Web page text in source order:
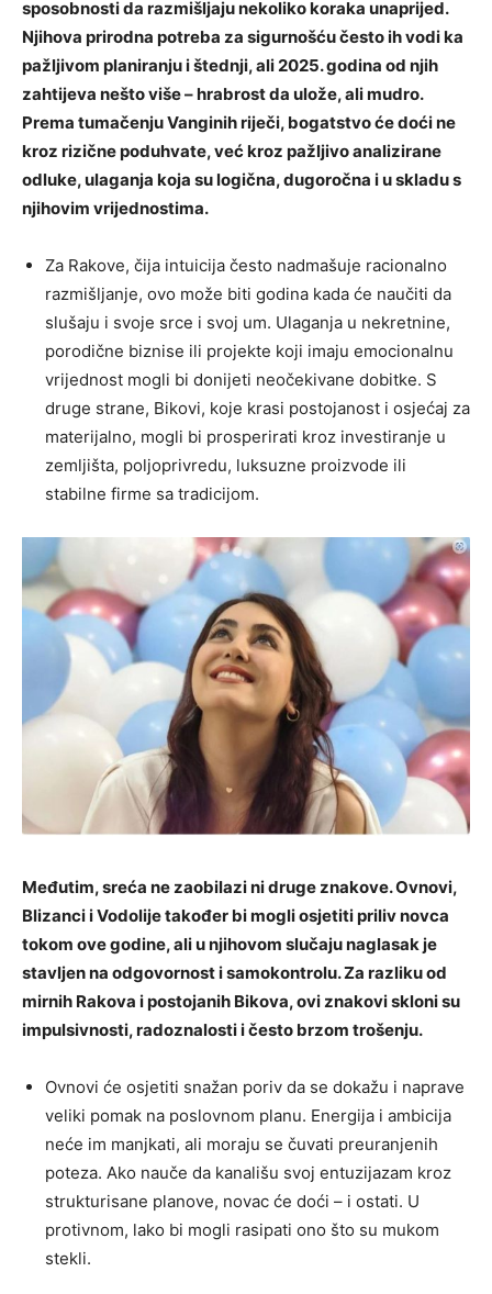
sposobnosti da razmišljaju nekoliko koraka unaprijed.
Njihova prirodna potreba za sigurnošću često ih vodi ka
pažljivom planiranju i štednji, ali 2025. godina od njih
zahtijeva nešto više – hrabrost da ulože, ali mudro.
Prema tumačenju Vanginih riječi, bogatstvo će doći ne
kroz rizične poduhvate, već kroz pažljivo analizirane
odluke, ulaganja koja su logična, dugoročna i u skladu s
njihovim vrijednostima.
Za Rakove, čija intuicija često nadmašuje racionalno
razmišljanje, ovo može biti godina kada će naučiti da
slušaju i svoje srce i svoj um. Ulaganja u nekretnine,
porodične biznise ili projekte koji imaju emocionalnu
vrijednost mogli bi donijeti neočekivane dobitke. S
druge strane, Bikovi, koje krasi postojanost i osjećaj za
materijalno, mogli bi prosperirati kroz investiranje u
zemljišta, poljoprivredu, luksuzne proizvode ili
stabilne firme sa tradicijom.
Međutim, sreća ne zaobilazi ni druge znakove. Ovnovi,
Blizanci i Vodolije također bi mogli osjetiti priliv novca
tokom ove godine, ali u njihovom slučaju naglasak je
stavljen na odgovornost i samokontrolu. Za razliku od
mirnih Rakova i postojanih Bikova, ovi znakovi skloni su
impulsivnosti, radoznalosti i često brzom trošenju.
Ovnovi će osjetiti snažan poriv da se dokažu i naprave
veliki pomak na poslovnom planu. Energija i ambicija
neće im manjkati, ali moraju se čuvati preuranjenih
poteza. Ako nauče da kanališu svoj entuzijazam kroz
strukturisane planove, novac će doći – i ostati. U
protivnom, lako bi mogli rasipati ono što su mukom
stekli.